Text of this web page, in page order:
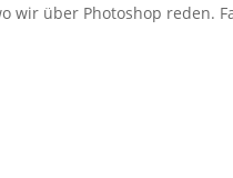
wir über Photoshop reden.